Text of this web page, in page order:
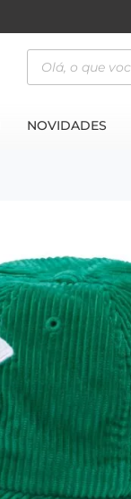
NOVIDADES